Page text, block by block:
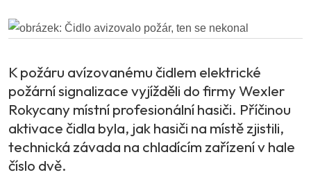
K požáru avízovanému čidlem elektrické
požární signalizace vyjížděli do firmy Wexler
Rokycany místní profesionální hasiči. Příčinou
aktivace čidla byla, jak hasiči na místě zjistili,
technická závada na chladícím zařízení v hale
číslo dvě.